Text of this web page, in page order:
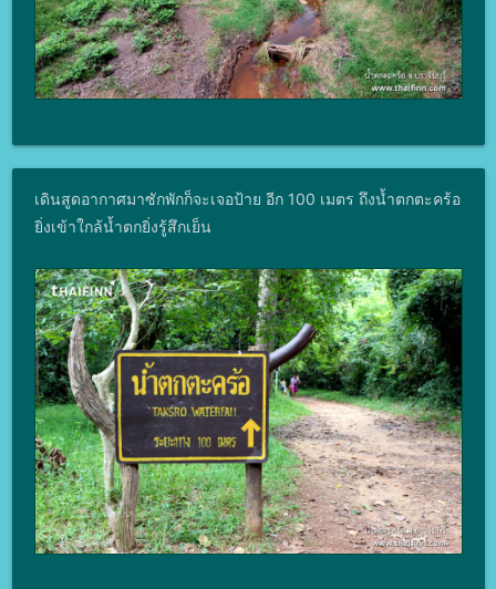
เดินสูดอากาศมาซักพักก็จะเจอป้าย อีก 100 เมตร ถึงน้ำตกตะคร้อ
ยิ่งเข้าใกล้น้ำตกยิ่งรู้สึกเย็น